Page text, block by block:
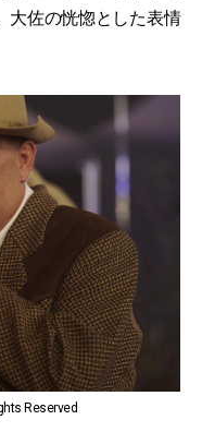
大佐の恍惚とした表情
Reserved